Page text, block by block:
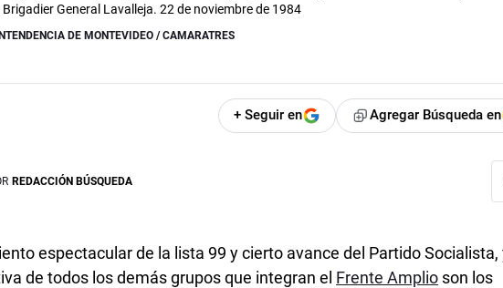
General Lavalleja. 22 de noviembre de 1984
DE MONTEVIDEO / CAMARATRES
+ Seguir en Agregar Búsqueda en
REDACCIÓN BÚSQUEDA
espectacular de la lista 99 y cierto avance del Partido Socialista,
de todos los demás grupos que integran el Frente Amplio son los